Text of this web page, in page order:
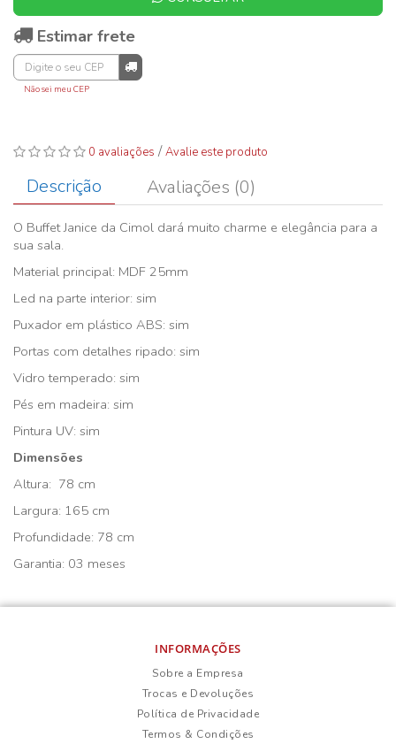
Estimar frete
Não sei meu CEP
0 avaliações /Avalie este produto
Descrição Avaliações (0)
O Buffet Janice da Cimol dará muito charme e elegância para a
sua sala.
Material principal: MDF 25mm
Led na parte interior: sim
Puxador em plástico ABS: sim
Portas com detalhes ripado: sim
Vidro temperado: sim
Pés em madeira: sim
Pintura UV: sim
Dimensões
Altura: 78 cm
Largura: 165 cm
Profundidade: 78 cm
Garantia: 03 meses
INFORMAÇÕES
Sobre a Empresa
Trocas e Devoluções
Política de Privacidade
Termos & Condições